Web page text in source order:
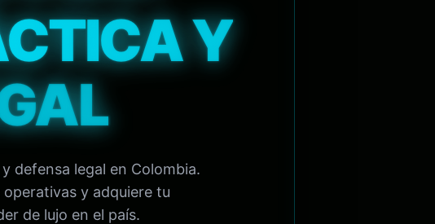
Y
defensa legal en Colombia.
y adquiere tu
de lujo en el país.